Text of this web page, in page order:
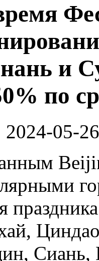
и
по
2024-05-26
Сиань,